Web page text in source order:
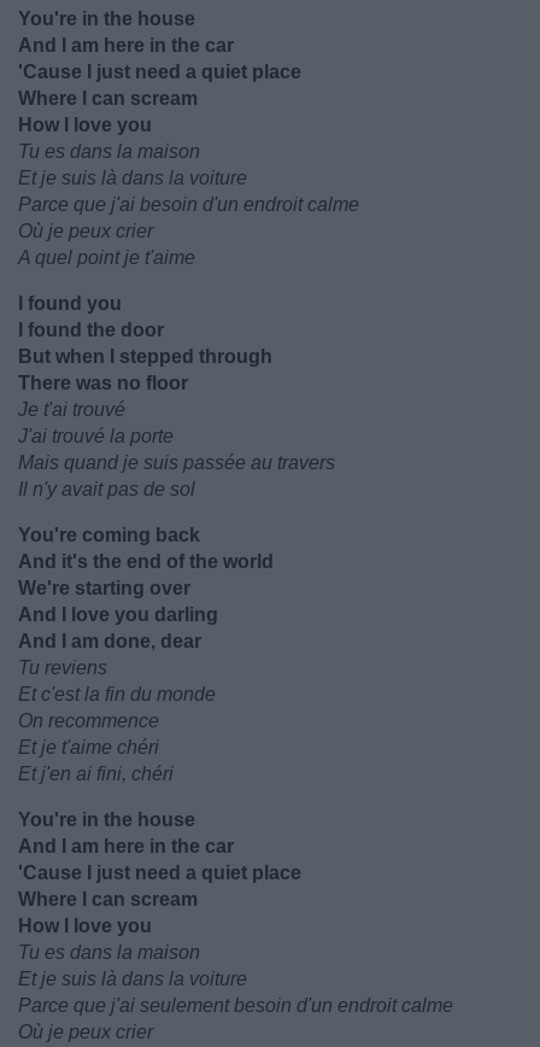
You're in the house
And I am here in the car
'Cause I just need a quiet place
Where I can scream
How I love you
Tu es dans la maison
Et je suis là dans la voiture
Parce que j'ai besoin d'un endroit calme
Où je peux crier
A quel point je t'aime
I found you
I found the door
But when I stepped through
There was no floor
Je t'ai trouvé
J'ai trouvé la porte
Mais quand je suis passée au travers
Il n'y avait pas de sol
You're coming back
And it's the end of the world
We're starting over
And I love you darling
And I am done, dear
Tu reviens
Et c'est la fin du monde
On recommence
Et je t'aime chéri
Et j'en ai fini, chéri
You're in the house
And I am here in the car
'Cause I just need a quiet place
Where I can scream
How I love you
Tu es dans la maison
Et je suis là dans la voiture
Parce que j'ai seulement besoin d'un endroit calme
Où je peux crier